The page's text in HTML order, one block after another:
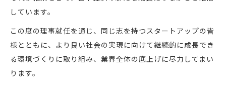
しています。
この度の理事就任を通じ、同じ志を持つスタートアップの皆
様とともに、より良い社会の実現に向けて継続的に成長でき
る環境づくりに取り組み、業界全体の底上げに尽力してまい
ります。